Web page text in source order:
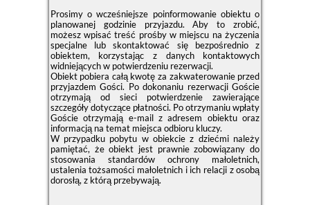
Prosimy o wcześniejsze poinformowanie obiektu o
planowanej godzinie przyjazdu. Aby to zrobić,
możesz wpisać treść prośby w miejscu na życzenia
specjalne lub skontaktować się bezpośrednio z
obiektem, korzystając z danych kontaktowych
widniejących w potwierdzeniu rezerwacji.
Obiekt pobiera całą kwotę za zakwaterowanie przed
przyjazdem Gości. Po dokonaniu rezerwacji Goście
otrzymają od sieci potwierdzenie zawierające
szczegóły dotyczące płatności. Po otrzymaniu wpłaty
Goście otrzymają e-mail z adresem obiektu oraz
informacją na temat miejsca odbioru kluczy.
W przypadku pobytu w obiekcie z dziećmi należy
pamiętać, że obiekt jest prawnie zobowiązany do
stosowania standardów ochrony małoletnich,
ustalenia tożsamości małoletnich i ich relacji z osobą
dorosłą, z którą przebywają.